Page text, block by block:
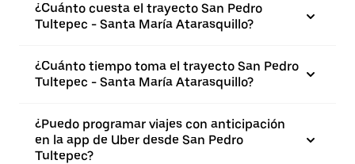
¿Cuánto cuesta el trayecto San Pedro
Tultepec - Santa María Atarasquillo?
¿Cuánto tiempo toma el trayecto San Pedro
Tultepec - Santa María Atarasquillo?
¿Puedo programar viajes con anticipación
en la app de Uber desde San Pedro
Tultepec?